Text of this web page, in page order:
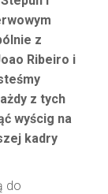
z
Ribeiro i
z tych
wyścig na
kadry
do